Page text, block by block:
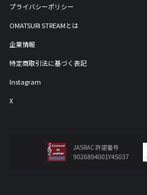
プライバシーポリシー
OMATSURI STREAMとは
企業情報
特定商取引法に基づく表記
Instagram
X
JASRAC 許諾番号
9026894001Y45037